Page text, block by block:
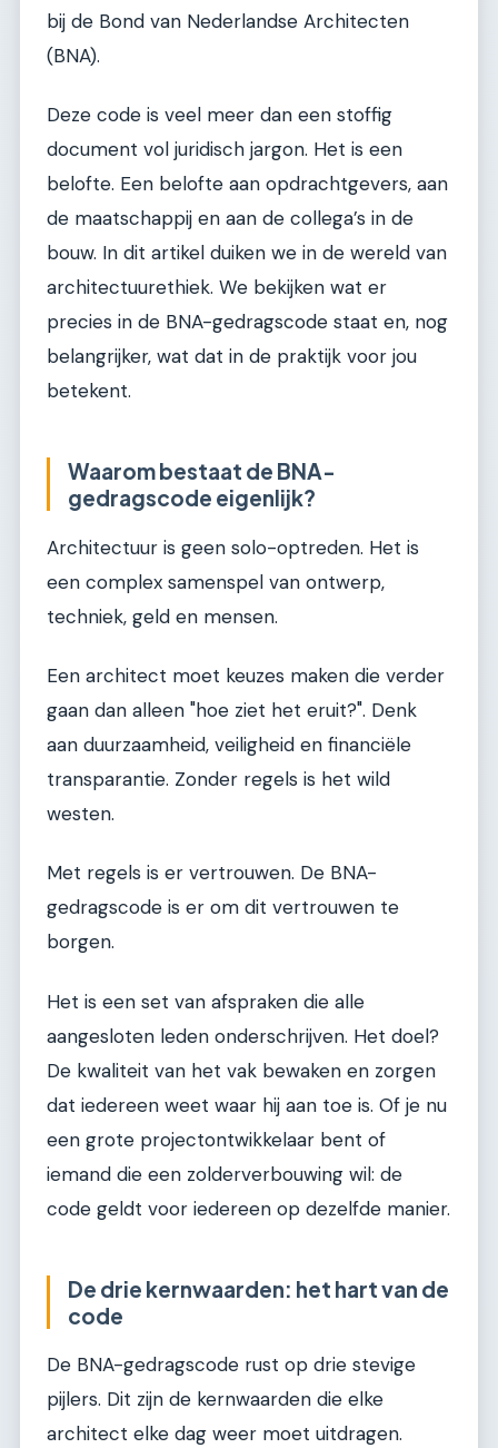
bij de Bond van Nederlandse Architecten
(BNA).
Deze code is veel meer dan een stoffig
document vol juridisch jargon. Het is een
belofte. Een belofte aan opdrachtgevers, aan
de maatschappij en aan de collega’s in de
bouw. In dit artikel duiken we in de wereld van
architectuurethiek. We bekijken wat er
precies in de BNA-gedragscode staat en, nog
belangrijker, wat dat in de praktijk voor jou
betekent.
Waarom bestaat de BNA-
gedragscode eigenlijk?
Architectuur is geen solo-optreden. Het is
een complex samenspel van ontwerp,
techniek, geld en mensen.
Een architect moet keuzes maken die verder
gaan dan alleen "hoe ziet het eruit?". Denk
aan duurzaamheid, veiligheid en financiële
transparantie. Zonder regels is het wild
westen.
Met regels is er vertrouwen. De BNA-
gedragscode is er om dit vertrouwen te
borgen.
Het is een set van afspraken die alle
aangesloten leden onderschrijven. Het doel?
De kwaliteit van het vak bewaken en zorgen
dat iedereen weet waar hij aan toe is. Of je nu
een grote projectontwikkelaar bent of
iemand die een zolderverbouwing wil: de
code geldt voor iedereen op dezelfde manier.
De drie kernwaarden: het hart van de
code
De BNA-gedragscode rust op drie stevige
pijlers. Dit zijn de kernwaarden die elke
architect elke dag weer moet uitdragen.